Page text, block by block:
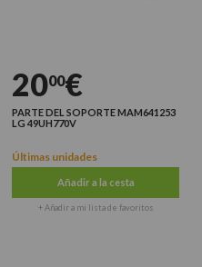
2000€
PARTE DEL SOPORTE MAM641253
LG 49UH770V
Últimas unidades
Añadir a la cesta
+ Añadir a mi lista de favoritos